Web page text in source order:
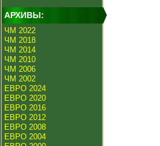
АРХИВЫ:
ЧМ 2022
ЧМ 2018
ЧМ 2014
ЧМ 2010
ЧМ 2006
ЧМ 2002
ЕВРО 2024
ЕВРО 2020
ЕВРО 2016
ЕВРО 2012
ЕВРО 2008
ЕВРО 2004